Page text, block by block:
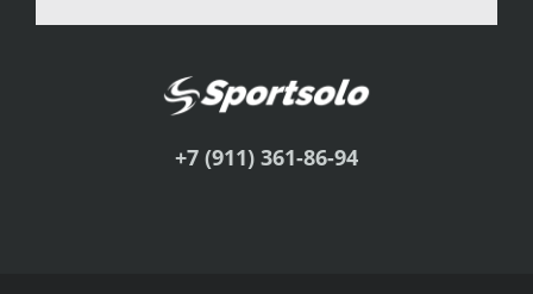
+7 (911) 361-86-94